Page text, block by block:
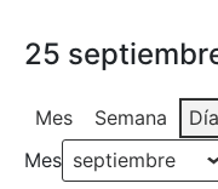
25
Mes Semana
Día
Mes